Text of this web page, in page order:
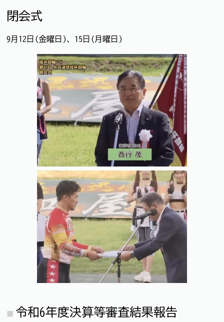
閉会式
9月12日(金曜日)、15日(月曜日)
令和6年度決算等審査結果報告